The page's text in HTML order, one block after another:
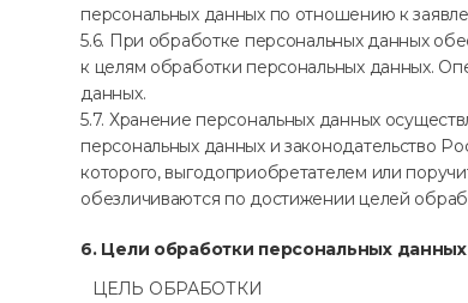
персональных данных по отношению к
5.6. При обработке персональных данных
к целям обработки персональных данных.
данных.
5.7. Хранение персональных данных
персональных данных и законодательство
которого, выгодоприобретателем или
обезличиваются по достижении целей
6. Цели обработки персональных данных
ЦЕЛЬ ОБРАБОТКИ